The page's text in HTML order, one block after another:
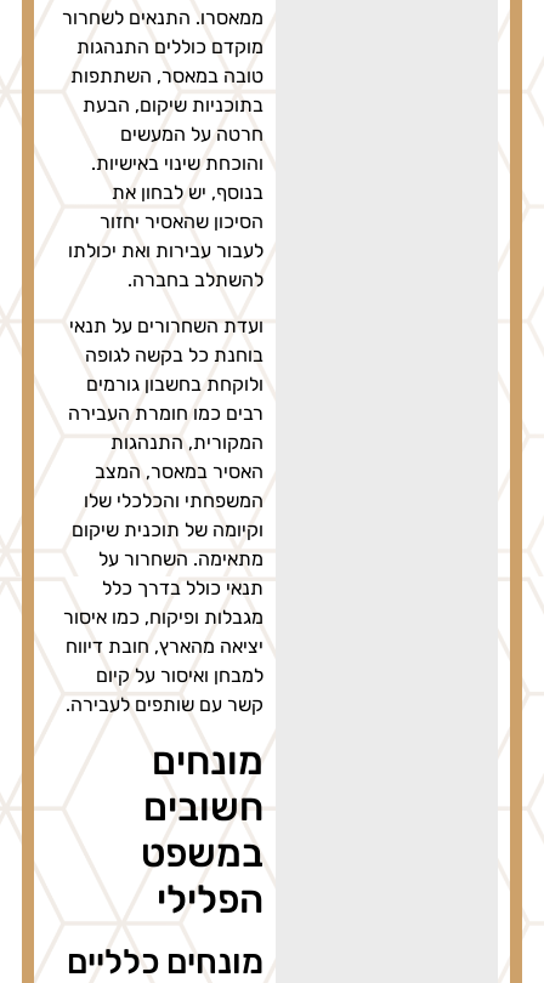
ממאסרו. התנאים לשחרור
מוקדם כוללים התנהגות
טובה במאסר, השתתפות
בתוכניות שיקום, הבעת
חרטה על המעשים
והוכחת שינוי באישיות.
בנוסף, יש לבחון את
הסיכון שהאסיר יחזור
לעבור עבירות ואת יכולתו
להשתלב בחברה.
ועדת השחרורים על תנאי
בוחנת כל בקשה לגופה
ולוקחת בחשבון גורמים
רבים כמו חומרת העבירה
המקורית, התנהגות
האסיר במאסר, המצב
המשפחתי והכלכלי שלו
וקיומה של תוכנית שיקום
מתאימה. השחרור על
תנאי כולל בדרך כלל
מגבלות ופיקוח, כמו איסור
יציאה מהארץ, חובת דיווח
למבחן ואיסור על קיום
קשר עם שותפים לעבירה.
מונחים
חשובים
במשפט
הפלילי
מונחים כלליים